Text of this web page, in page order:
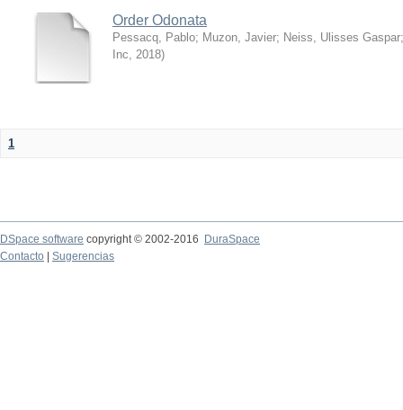
Order Odonata
Pessacq, Pablo; Muzon, Javier; Neiss, Ulisses Gaspar
Inc, 2018)
1
DSpace software copyright © 2002-2016
DuraSpace
Contacto
Sugerencias